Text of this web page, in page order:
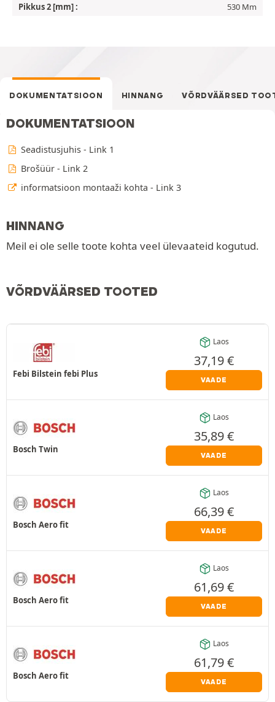
Pikkus 2 [mm] :
530 Mm
DOKUMENTATSIOON HINNANG VÕRDVÄÄRSED
DOKUMENTATSIOON
Seadistusjuhis - Link 1
Brošüür - Link 2
informatsioon montaaži kohta - Link 3
HINNANG
Meil ei ole selle toote kohta veel ülevaateid kogutud.
VÕRDVÄÄRSED TOOTED
Febi Bilstein febi Plus
Laos
37,19€
VAADE
Bosch Twin
Laos
35,89€
VAADE
Bosch Aero fit
Laos
66,39€
VAADE
Bosch Aero fit
Laos
61,69€
VAADE
Bosch Aero fit
Laos
61,79€
VAADE